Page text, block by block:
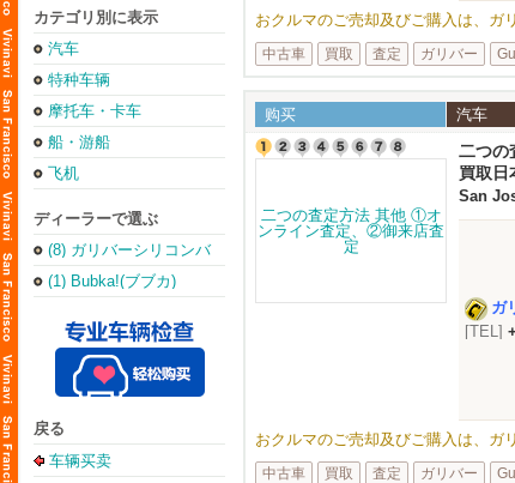
カテゴリ別に表示
汽车
特种车辆
摩托车・卡车
船・游船
飞机
ディーラーで選ぶ
(8) ガリバーシリコンバ
レー店
(1) Bubka!(ブブカ)
戻る
车辆买卖
おクルマのご売却及びご購入は、
中古車 買取 査定 ガリバー
购买 汽车
二つの
買取日
San
ガ
[TEL]
おクルマのご売却及びご購入は、
中古車 買取 査定 ガリバー